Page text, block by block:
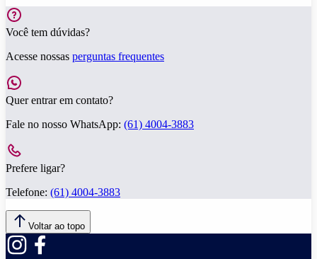
Você tem dúvidas?
Acesse nossas perguntas frequentes
Quer entrar em contato?
Fale no nosso WhatsApp: (61) 4004-3883
Prefere ligar?
Telefone: (61) 4004-3883
Voltar ao topo